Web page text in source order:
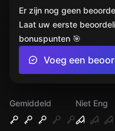
Gemiddeld
Niet Eng
Er zijn nog geen
Laat uw eerste
bonuspunten 🎯
Voeg een